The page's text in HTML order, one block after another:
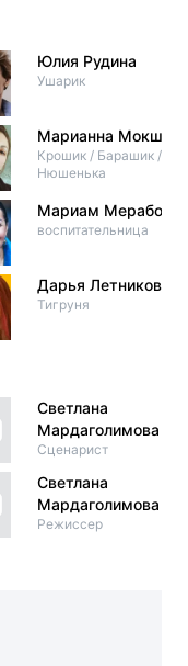
Юлия Рудина
Ушарик
Марианна Мокшина
Крошик / Барашик /
Нюшенька
Мариам Мерабова
воспитательница
Дарья Летникова
Тигруня
Светлана
Мардаголимова
Сценарист
Светлана
Мардаголимова
Режиссер